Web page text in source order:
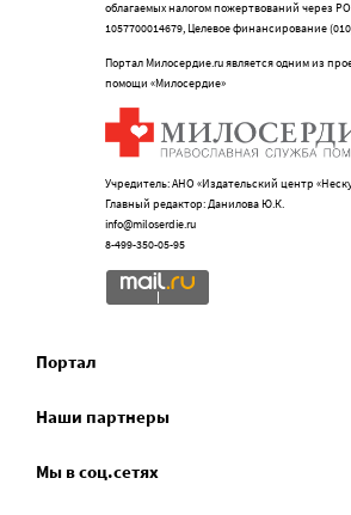
облагаемых налогом пожертвований через
1057700014679, Целевое финансирование
Портал Милосердие.ru является одним из
помощи «Милосердие»
Учредитель: АНО «Издательский центр
Главный редактор: Данилова Ю.К.
info@miloserdie.ru
8-499-350-05-95
Портал
Наши партнеры
Мы в соц.сетях